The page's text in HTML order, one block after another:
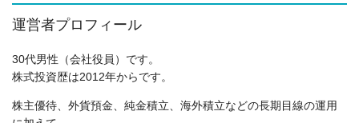
運営者プロフィール
30代男性（会社役員）です。
株式投資歴は2012年からです。
株主優待、外貨預金、純金積立、海外積立などの長期目線の運用